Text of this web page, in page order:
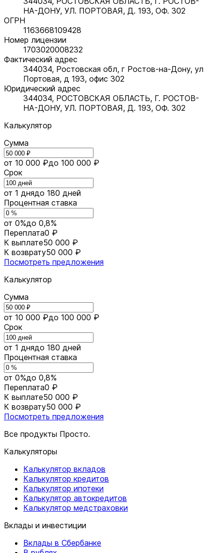
НА-ДОНУ, УЛ. ПОРТОВАЯ, Д. 193, ОФ. 302
ОГРН
1163668109428
Номер лицензии
1703020008232
Фактический адрес
344034, Ростовская обл, г Ростов-на-Дону, ул
Портовая, д 193, офис 302
Юридический адрес
344034, РОСТОВСКАЯ ОБЛАСТЬ, Г. РОСТОВ-
НА-ДОНУ, УЛ. ПОРТОВАЯ, Д. 193, ОФ. 302
Калькулятор
Сумма
от 10 000 ₽до 100 000 ₽
Срок
от 1 днядо 180 дней
Процентная ставка
от 0%до 0,8%
Переплата0 ₽
К выплате50 000 ₽
К возврату50 000 ₽
Посмотреть предложения
Калькулятор
Сумма
от 10 000 ₽до 100 000 ₽
Срок
от 1 днядо 180 дней
Процентная ставка
от 0%до 0,8%
Переплата0 ₽
К выплате50 000 ₽
К возврату50 000 ₽
Посмотреть предложения
Все продукты Просто.
Калькуляторы
Калькулятор вкладов
Калькулятор кредитов
Калькулятор ипотеки
Калькулятор автокредитов
Калькулятор медстраховки
Вклады и инвестиции
Вклады в Сбербанке